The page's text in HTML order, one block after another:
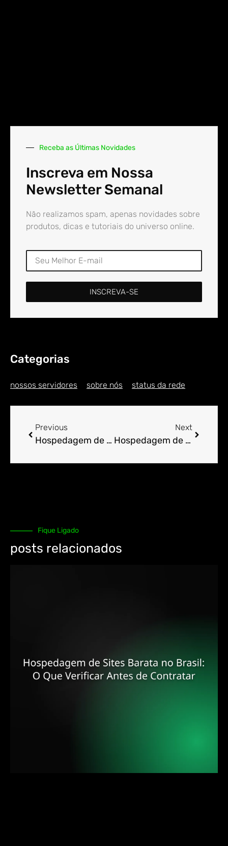
Receba as Últimas Novidades
Inscreva em Nossa
Newsletter Semanal
Não realizamos spam, apenas novidades sobre
produtos, dicas e tutoriais do universo online.
INSCREVA-SE
Categorias
nossos servidores sobre nós status da rede
Previous
Hospedagem de Sites para Engenheiro em Almas (1)
Next
Hospedagem de Sites para Engenheiro em Almécega
Fique Ligado
posts relacionados